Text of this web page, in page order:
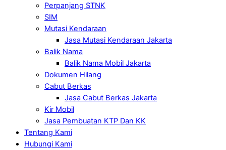
Perpanjang STNK
SIM
Mutasi Kendaraan
Jasa Mutasi Kendaraan Jakarta
Balik Nama
Balik Nama Mobil Jakarta
Dokumen Hilang
Cabut Berkas
Jasa Cabut Berkas Jakarta
Kir Mobil
Jasa Pembuatan KTP Dan KK
Tentang Kami
Hubungi Kami